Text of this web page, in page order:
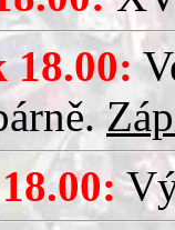
18.00: